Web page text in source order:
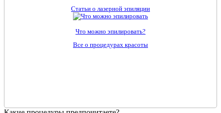
Статьи о лазерной эпиляции
Что можно эпилировать?
Все о процедурах красоты